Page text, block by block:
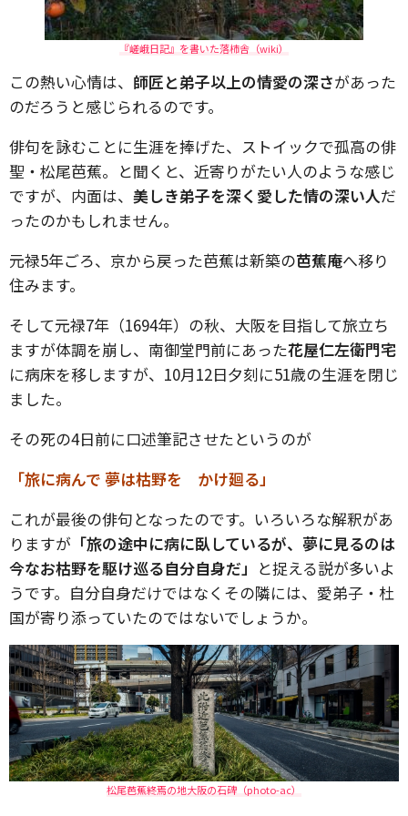
『嵯峨日記』を書いた落柿舎（wiki）
この熱い心情は、 師匠と弟子以上の情愛の深さがあった
のだろうと感じられるのです。
俳句を詠むことに生涯を捧げた、ストイックで孤高の俳
聖・松尾芭蕉。と聞くと、近寄りがたい人のような感じ
ですが、内面は、 美しき弟子を深く愛した情の深い人だ
ったのかもしれません。
元禄5年ごろ、京から戻った芭蕉は新築の芭蕉庵へ移り
住みます。
そして元禄7年（1694年）の秋、大阪を目指して旅立ち
ますが体調を崩し、南御堂門前にあった花屋仁左衛門宅
に病床を移しますが、10月12日夕刻に51歳の生涯を閉じ
ました。
その死の4日前に口述筆記させたというのが
「旅に病んで 夢は枯野を かけ廻る」
これが最後の俳句となったのです。いろいろな解釈があ
りますが 「旅の途中に病に臥しているが、夢に見るのは
今なお枯野を駆け巡る自分自身だ」 と捉える説が多いよ
うです。自分自身だけではなくその隣には、愛弟子・杜
国が寄り添っていたのではないでしょうか。
松尾芭蕉終焉の地大阪の石碑（photo-ac）